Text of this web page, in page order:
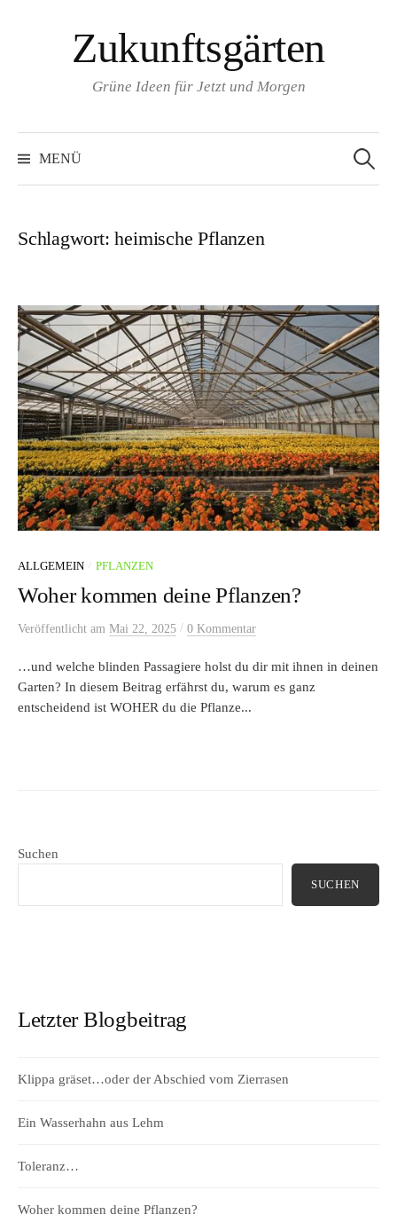
überspringenZukunftsgärten
Grüne Ideen für Jetzt und Morgen
MENÜ
nach:
Schlagwort:heimische Pflanzen
ALLGEMEIN / PFLANZEN
Woher kommen deine Pflanzen?
Veröffentlicht am Mai 22, 2025 / 0 Kommentar
…und welche blinden Passagiere holst du dir mit ihnen in deinen
Garten? In diesem Beitrag erfährst du, warum es ganz
entscheidend ist WOHER du die Pflanze...
Suchen
SUCHEN
Letzter Blogbeitrag
Klippa gräset…oder der Abschied vom Zierrasen
Ein Wasserhahn aus Lehm
Toleranz…
Woher kommen deine Pflanzen?